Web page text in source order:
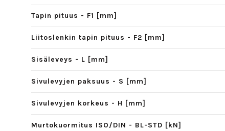
Tapin pituus - F1 [mm]
Liitoslenkin tapin pituus - F2 [mm]
Sisäleveys - L [mm]
Sivulevyjen paksuus - S [mm]
Sivulevyjen korkeus - H [mm]
Murtokuormitus ISO/DIN - BL-STD [kN]